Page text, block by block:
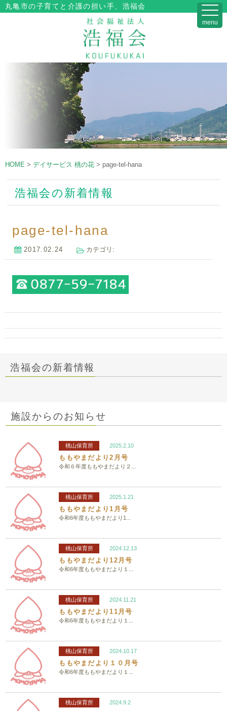
丸亀市の子育てと介護の担い手、浩福会
HOME > デイサービス 桃の花 > page-tel-hana
浩福会の新着情報
page-tel-hana
2017.02.24 カテゴリ:
浩福会の新着情報
施設からのお知らせ
桃山保育所 2025.2.10
ももやまだより2月号
令和６年度ももやまだより２...
桃山保育所 2025.1.21
ももやまだより1月号
令和6年度ももやまだより1...
桃山保育所 2024.12.13
ももやまだより12月号
令和6年度ももやまだより１...
桃山保育所 2024.11.21
ももやまだより11月号
令和6年度ももやまだより１...
桃山保育所 2024.10.17
ももやまだより１０月号
令和6年度ももやまだより１...
桃山保育所 2024.9.2
menu